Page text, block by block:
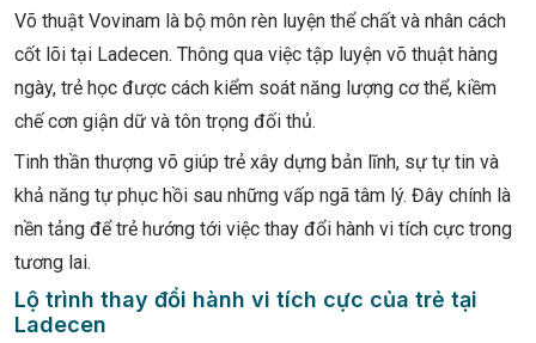
Võ thuật Vovinam là bộ môn rèn luyện thể chất và nhân cách
cốt lõi tại Ladecen. Thông qua việc tập luyện võ thuật hàng
ngày, trẻ học được cách kiểm soát năng lượng cơ thể, kiềm
chế cơn giận dữ và tôn trọng đối thủ.
Tinh thần thượng võ giúp trẻ xây dựng bản lĩnh, sự tự tin và
khả năng tự phục hồi sau những vấp ngã tâm lý. Đây chính là
nền tảng để trẻ hướng tới việc thay đổi hành vi tích cực trong
tương lai.
Lộ trình thay đổi hành vi tích cực của trẻ tại
Ladecen